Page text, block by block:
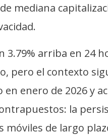
mediana
3.79% arriba en 24
pero el contexto
enero de 2026 y
la
de largo